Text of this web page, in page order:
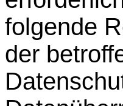
folgende
der